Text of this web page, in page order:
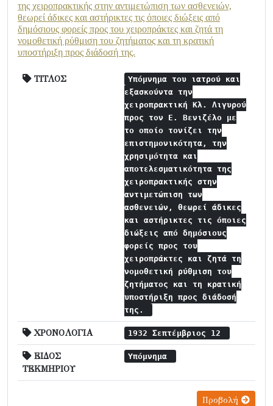
της χειροπρακτικής στην αντιμετώπιση των ασθενειών,
θεωρεί άδικες και αστήρικτες τις όποιες διώξεις από
δημόσιους φορείς προς του χειροπράκτες και ζητά τη
νομοθετική ρύθμιση του ζητήματος και τη κρατική
υποστήριξη προς διάδοσή της.
ΤΙΤΛΟΣ
Υπόμνημα του ιατρού και
εξασκούντα την
χειροπρακτική Κλ. Λιγυρού
προς τον Ε. Βενιζέλο με
το οποίο τονίζει την
επιστημονικότητα, την
χρησιμότητα και
αποτελεσματικότητα της
χειροπρακτικής στην
αντιμετώπιση των
ασθενειών, θεωρεί άδικες
και αστήρικτες τις όποιες
διώξεις από δημόσιους
φορείς προς του
χειροπράκτες και ζητά τη
νομοθετική ρύθμιση του
ζητήματος και τη κρατική
υποστήριξη προς διάδοσή
της.
ΧΡΟΝΟΛΟΓΙΑ 1932 Σεπτέμβριος 12
ΕΙΔΟΣ
ΤΕΚΜΗΡΙΟΥ
Υπόμνημα
Προβολή